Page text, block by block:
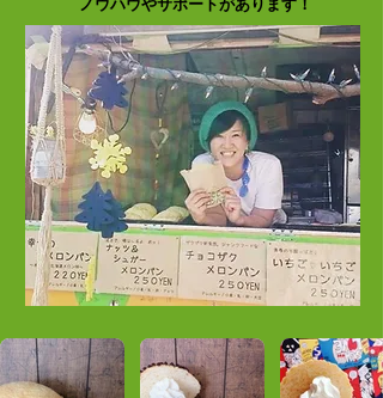
ノウハウやサポートがあります！